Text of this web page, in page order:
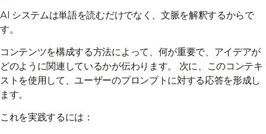
AI システムは単語を読むだけでなく、文脈を解釈するからで
す。
コンテンツを構成する方法によって、何が重要で、アイデアが
どのように関連しているかが伝わります。 次に、このコンテキ
ストを使用して、ユーザーのプロンプトに対する応答を形成し
ます。
これを実践するには：